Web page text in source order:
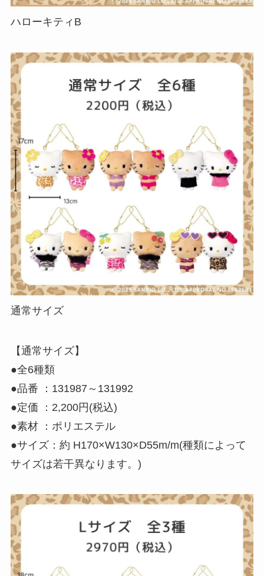
ハローキティB
通常サイズ
【通常サイズ】
●全6種類
●品番 ：131987～131992
●定価 ：2,200円(税込)
●素材 ：ポリエステル
●サイズ：約 H170×W130×D55m/m(種類によって
サイズは若干異なります。)